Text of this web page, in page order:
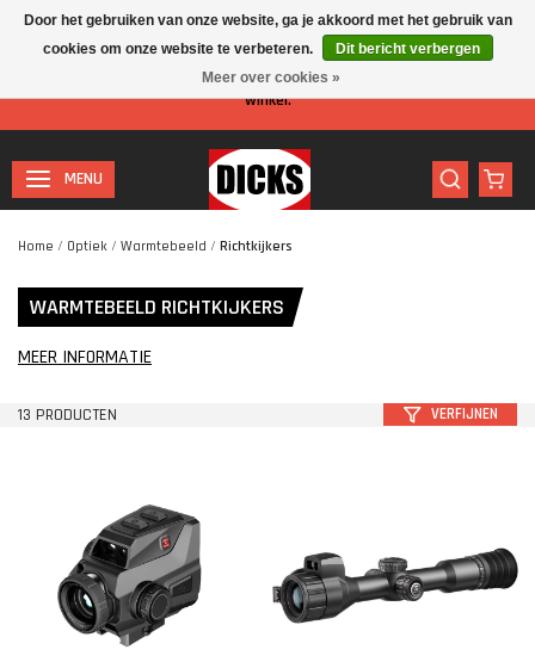
Let op: I.v.m. de zomervakantie is er minder personeel aanwezig in de
winkel.
MENU
Home / Optiek / Warmtebeeld / Richtkijkers
WARMTEBEELD RICHTKIJKERS
MEER INFORMATIE
13 PRODUCTEN VERFIJNEN
Door het gebruiken van onze website, ga je akkoord met het gebruik van
cookies om onze website te verbeteren.
Dit bericht verbergen
Meer over cookies »